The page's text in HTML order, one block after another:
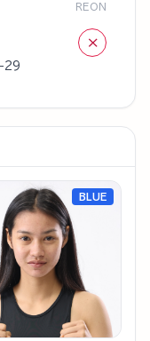
REON
×
29
BLUE